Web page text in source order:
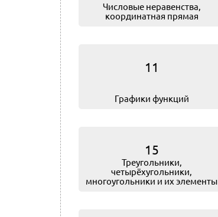
Числовые неравенства,
координатная прямая
11
Графики функций
15
Треугольники,
четырёхугольники,
многоугольники и их элементы